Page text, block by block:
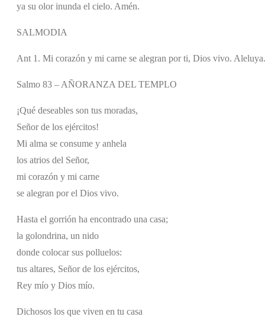
ya su olor inunda el cielo. Amén.
SALMODIA
Ant 1. Mi corazón y mi carne se alegran por ti, Dios vivo. Aleluya.
Salmo 83 – AÑORANZA DEL TEMPLO
¡Qué deseables son tus moradas,
Señor de los ejércitos!
Mi alma se consume y anhela
los atrios del Señor,
mi corazón y mi carne
se alegran por el Dios vivo.
Hasta el gorrión ha encontrado una casa;
la golondrina, un nido
donde colocar sus polluelos:
tus altares, Señor de los ejércitos,
Rey mío y Dios mío.
Dichosos los que viven en tu casa